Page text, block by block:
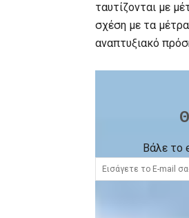
ταυτίζονται με
σχέση με τα
αναπτυξιακό
Βάλε το